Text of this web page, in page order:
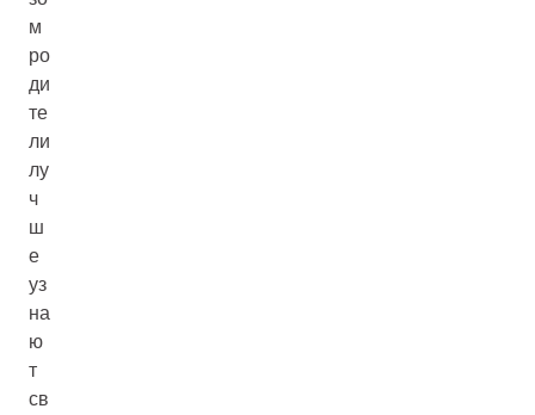
м
ро
ди
те
ли
лу
ч
ш
е
уз
на
ю
т
св